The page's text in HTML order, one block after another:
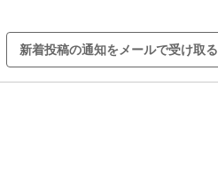
新着投稿の通知をメールで受け取る